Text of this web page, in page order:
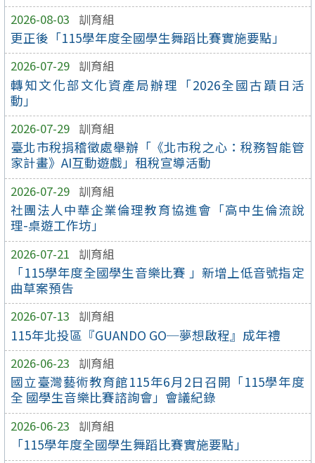
2026-08-03 訓育組
更正後「115學年度全國學生舞蹈比賽實施要點」
2026-07-29 訓育組
轉知文化部文化資產局辦理「2026全國古蹟日活
動」
2026-07-29 訓育組
臺北市稅捐稽徵處舉辦「《北市稅之心：稅務智能管
家計畫》AI互動遊戲」租稅宣導活動
2026-07-29 訓育組
社團法人中華企業倫理教育協進會「高中生倫流說
理-桌遊工作坊」
2026-07-21 訓育組
「115學年度全國學生音樂比賽 」新增上低音號指定
曲草案預告
2026-07-13 訓育組
115年北投區『GUANDO GO─夢想啟程』成年禮
2026-06-23 訓育組
國立臺灣藝術教育館115年6月2日召開「115學年度
全 國學生音樂比賽諮詢會」會議紀錄
2026-06-23 訓育組
「115學年度全國學生舞蹈比賽實施要點」